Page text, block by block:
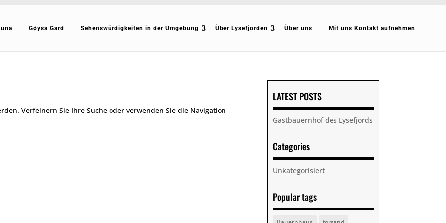
Gøysa Gard Sehenswürdigkeiten in der Umgebung Über Lysefjorden Über uns Mit uns Kontakt aufnehmen
Verfeinern Sie Ihre Suche oder verwenden Sie die Navigation
LATEST POSTS
Gastbauernhof des Lysefjords
Categories
Unkategorisiert
Popular tags